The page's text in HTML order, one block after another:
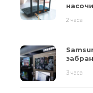
2 часа
3 часа